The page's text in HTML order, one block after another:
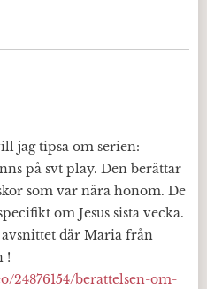
jag tipsa om serien:
på svt play. Den berättar
som var nära honom. De
om Jesus sista vecka.
där Maria från
!
24876154/berattelsen-om-